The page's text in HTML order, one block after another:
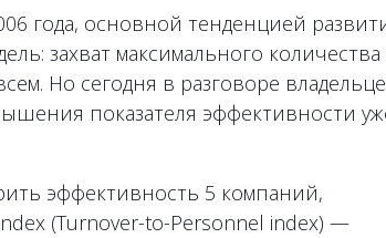
года, основной тенденцией
захват максимального количества
Но сегодня в разговоре
показателя эффективности
эффективность 5 компаний,
(Turnover-to-Personnel index) —